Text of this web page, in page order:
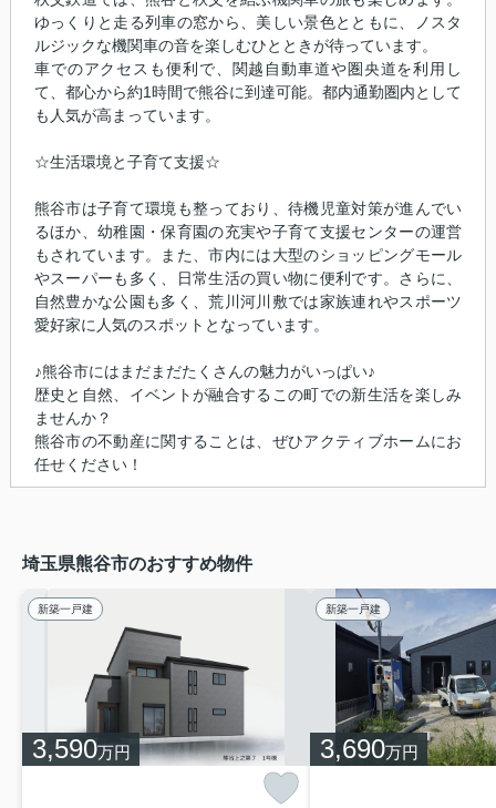
ゆっくりと走る列車の窓から、美しい景色とともに、ノスタ
ルジックな機関車の音を楽しむひとときが待っています。
車でのアクセスも便利で、関越自動車道や圏央道を利用し
て、都心から約1時間で熊谷に到達可能。都内通勤圏内として
も人気が高まっています。
☆生活環境と子育て支援☆
熊谷市は子育て環境も整っており、待機児童対策が進んでい
るほか、幼稚園・保育園の充実や子育て支援センターの運営
もされています。また、市内には大型のショッピングモール
やスーパーも多く、日常生活の買い物に便利です。さらに、
自然豊かな公園も多く、荒川河川敷では家族連れやスポーツ
愛好家に人気のスポットとなっています。
♪熊谷市にはまだまだたくさんの魅力がいっぱい♪
歴史と自然、イベントが融合するこの町での新生活を楽しみ
ませんか？
熊谷市の不動産に関することは、ぜひアクティブホームにお
任せください！
埼玉県熊谷市のおすすめ物件
新築一戸建
3,590万円
新築一戸建
3,690万円